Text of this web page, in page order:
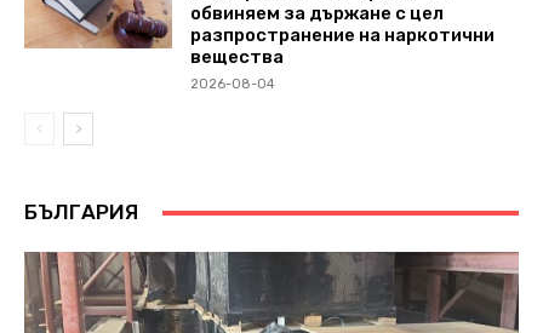
обвиняем за държане с цел
разпространение на наркотични
вещества
2026-08-04
БЪЛГАРИЯ